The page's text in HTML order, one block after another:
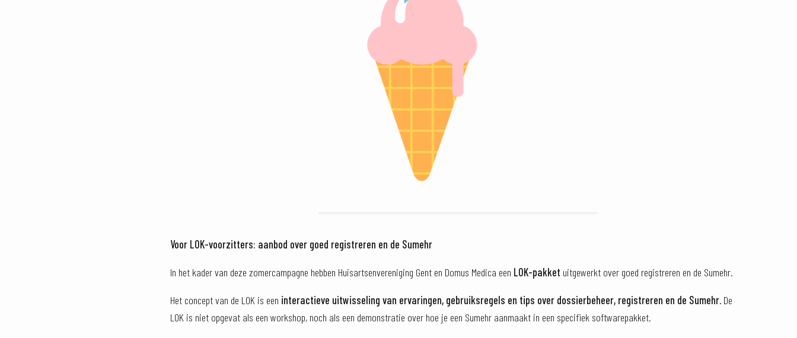
Voor LOK-voorzitters: aanbod over goed registreren en de Sumehr
In het kader van deze zomercampagne hebben Huisartsenvereniging Gent en Domus Medica een LOK-pakket uitgewerkt over goed registreren en de Sumehr.
Het concept van de LOK is een interactieve uitwisseling van ervaringen, gebruiksregels en tips over dossierbeheer, registreren en de Sumehr. De
LOK is niet opgevat als een workshop, noch als een demonstratie over hoe je een Sumehr aanmaakt in een specifiek softwarepakket.